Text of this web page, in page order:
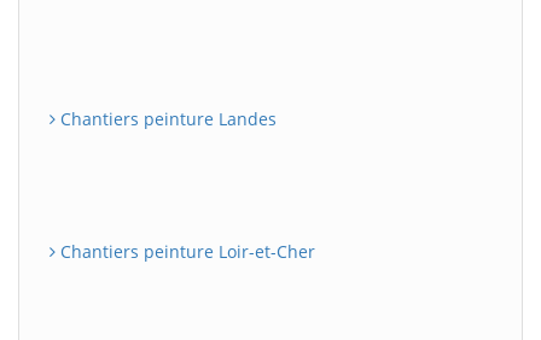
Chantiers peinture Landes
Chantiers peinture Loir-et-Cher